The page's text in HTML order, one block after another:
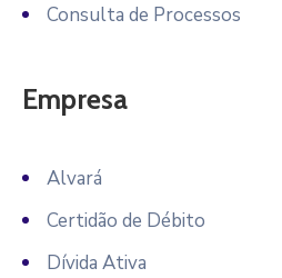
Consulta de Processos
Empresa
Alvará
Certidão de Débito
Dívida Ativa